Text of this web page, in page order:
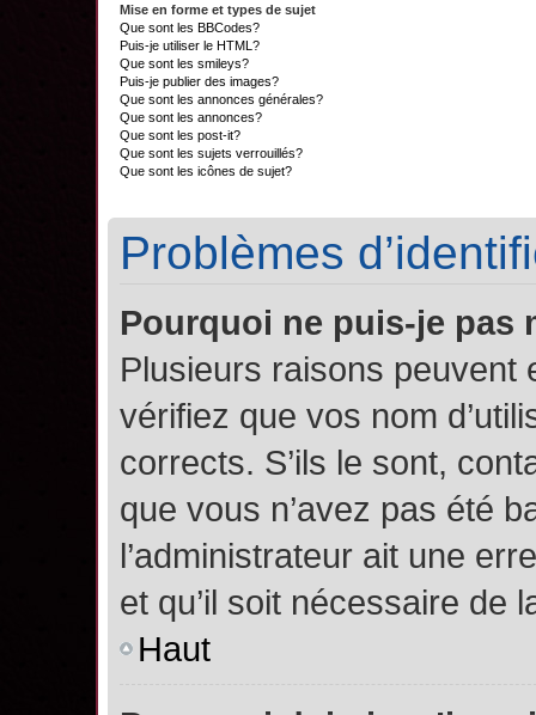
Mise en forme et types de sujet
Que sont les BBCodes?
Puis-je utiliser le HTML?
Que sont les smileys?
Puis-je publier des images?
Que sont les annonces générales?
Que sont les annonces?
Que sont les post-it?
Que sont les sujets verrouillés?
Que sont les icônes de sujet?
Problèmes
Pourquoi ne puis-je pas
Plusieurs raisons peuvent
vérifiez que vos nom
corrects. S’ils le sont,
que vous n’avez pas été
l’administrateur ait une
et qu’il soit nécessaire de
Haut